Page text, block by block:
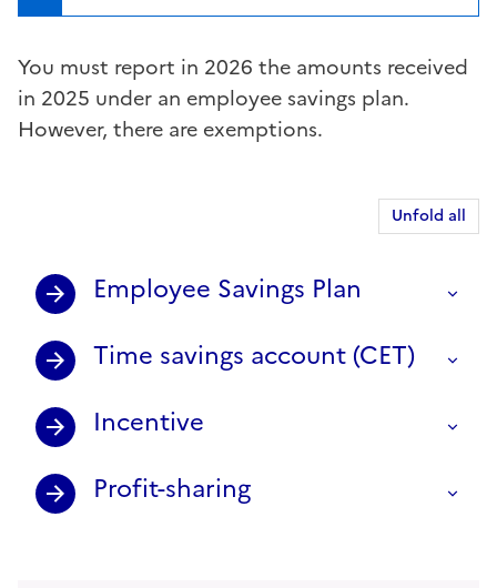
You must report in 2026 the amounts received
in 2025 under an employee savings plan.
However, there are exemptions.
Unfold all
Employee Savings Plan
Time savings account (CET)
Incentive
Profit-sharing